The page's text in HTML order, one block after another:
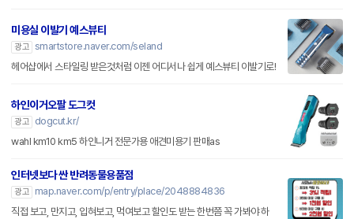
미용실 이발기 예스뷰티
광고 smartstore.naver.com/seland
헤어샵에서 스타일링 받은것처럼 이젠 어디서나 쉽게 예스뷰티 이발기로!
하인이거오팔 도그컷
광고
dogcut.kr/
wahl km10 km5 하인니거 전문가용 애견미용기 판매as
인터넷보다 싼 반려동물용품점
광고
map.naver.com/p/entry/place/2048884836
직접 보고, 만지고, 입혀보고, 먹여보고 할인도 받는 한번쯤 꼭 가봐야 하